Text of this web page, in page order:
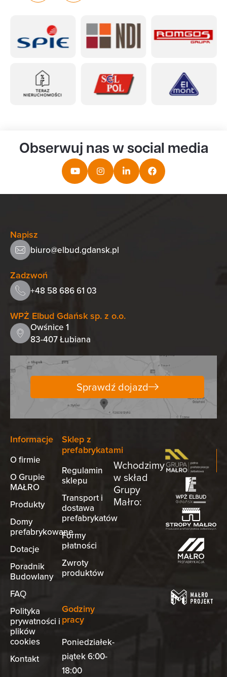
Obserwuj nas w social media
Informacje
O firmie
O Grupie
MAŁRO
Produkty
Domy
prefabrykowane
Dotacje
Poradnik
Budowlany
FAQ
Polityka
prywatności i
plików
cookies
Kontakt
Sklep z
prefabrykatami
Regulamin
sklepu
Transport i
dostawa
prefabrykatów
Formy
płatności
Zwroty
produktów
Godziny
pracy
Poniedziałek-
piątek 6:00-
18:00
Wchodzimy
w skład
Grupy
Małro:
Napisz
biuro@elbud.gdansk.pl
Zadzwoń
+48 58 686 61 03
WPŻ Elbud Gdańsk sp. z o.o.
Owśnice 1
83-407 Łubiana
Sprawdź dojazd